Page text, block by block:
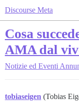
Discourse Meta
Cosa
AMA dal
Notizie ed Eventi
tobiaseigen (Tobias